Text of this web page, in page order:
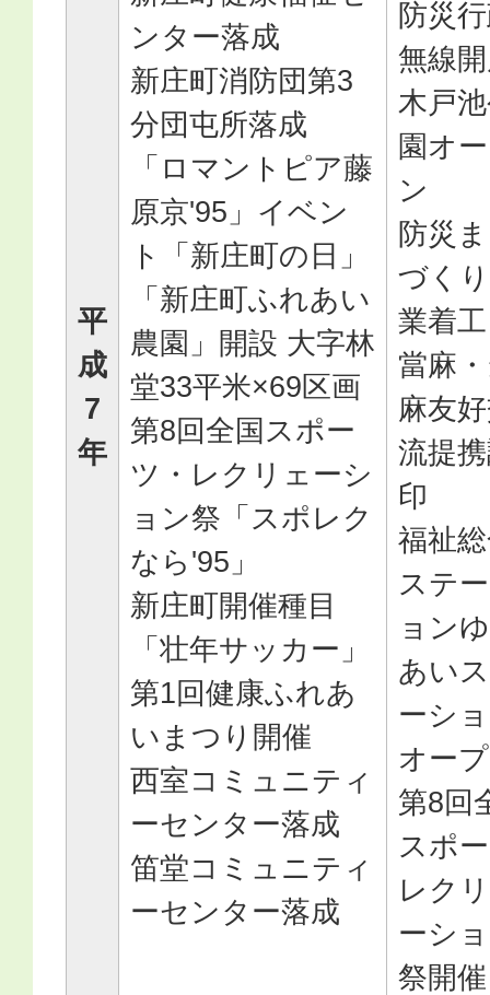
平
成
7
年
ンター落成
新庄町消防団第3
分団屯所落成
「ロマントピア藤
原京'95」イベン
ト「新庄町の日」
「新庄町ふれあい
農園」開設 大字林
堂33平米×69区画
第8回全国スポー
ツ・レクリェーシ
ョン祭「スポレク
なら'95」
新庄町開催種目
「壮年サッカー」
第1回健康ふれあ
いまつり開催
西室コミュニティ
ーセンター落成
笛堂コミュニティ
ーセンター落成
防災
無線
木戸
園オ
ン
防災
づく
業着工
當麻
麻友
流提
印
福祉
ステ
ョン
あい
ーシ
オー
第8回
スポ
レク
ーシ
祭開催